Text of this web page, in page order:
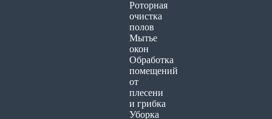
Роторная
очистка
полов
Мытье
окон
Обработка
помещений
от
плесени
и грибка
Уборка